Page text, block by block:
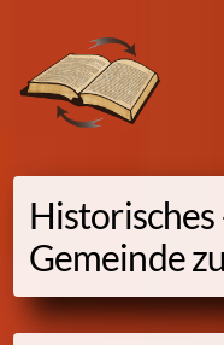
content
Historisches
Gemeinde